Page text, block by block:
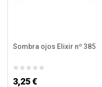
Sombra ojos Elixir nº 385
3,25 €